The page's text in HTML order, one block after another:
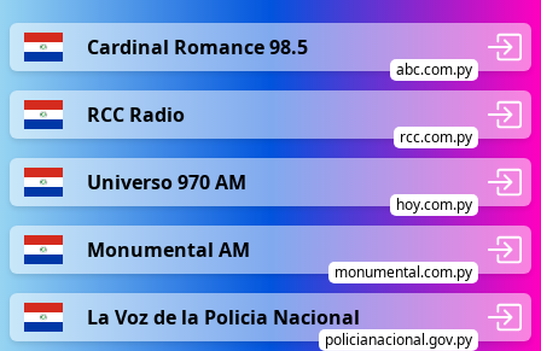
Cardinal Romance 98.5
abc.com.py
RCC Radio
rcc.com.py
Universo 970 AM
hoy.com.py
Monumental AM
monumental.com.py
La Voz de la Policia Nacional
policianacional.gov.py